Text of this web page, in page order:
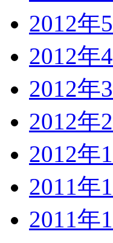
2012年
2012年
2012年
2012年
2012年
2011年
2011年